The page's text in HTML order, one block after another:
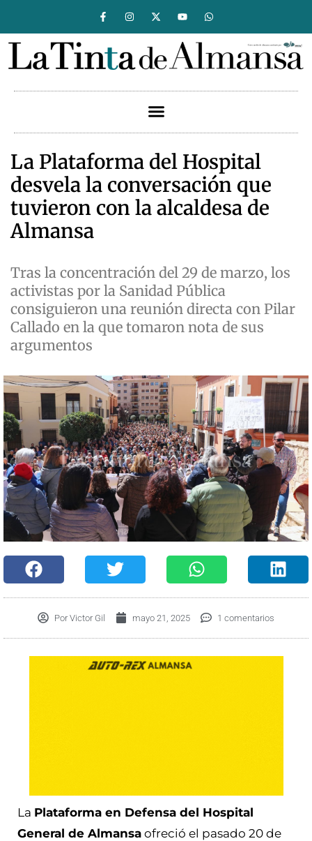
La Plataforma del Hospital
desvela la conversación que
tuvieron con la alcaldesa de
Almansa
Tras la concentración del 29 de marzo, los
activistas por la Sanidad Pública
consiguieron una reunión directa con Pilar
Callado en la que tomaron nota de sus
argumentos
Por Victor Gil mayo 21, 2025 1 comentarios
La Plataforma en Defensa del Hospital
General de Almansa ofreció el pasado 20 de